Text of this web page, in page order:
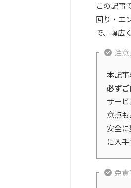
この記事
回り・エ
で、幅広
注意
本記事
必ずご
サー
意点も
安全
に入
免責